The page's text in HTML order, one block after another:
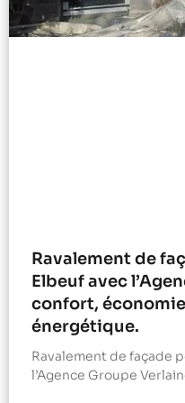
Ravalement de
Elbeuf avec
confort,
énergétique.
Ravalement de façade
l’Agence Groupe